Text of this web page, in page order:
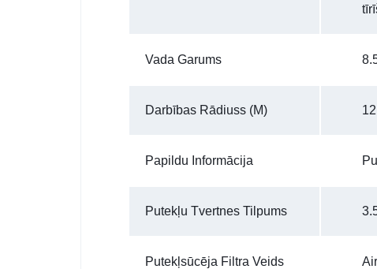
Vada Garums
Darbības Rādiuss (m) 12
Papildu Informācija
Putekļu Tvertnes Tilpums 3.5
Putekļsūcēja Filtra Veids